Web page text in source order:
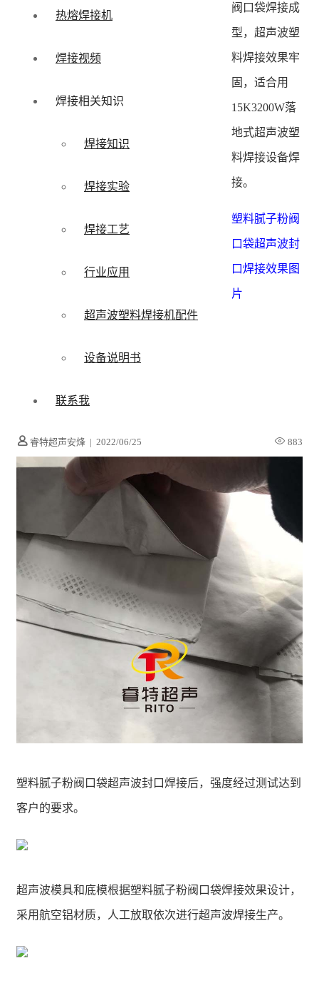
热熔焊接机
焊接视频
焊接相关知识
焊接知识
焊接实验
焊接工艺
行业应用
超声波塑料焊接机配件
设备说明书
联系我
睿特超声安烽 | 2022/06/25 883
阀口袋焊接成
型，超声波塑
料焊接效果牢
固，适合用
15K3200W落
地式超声波塑
料焊接设备焊
接。
塑料腻子粉阀
口袋超声波封
口焊接效果图
片
塑料腻子粉阀口袋超声波封口焊接后，强度经过测试达到
客户的要求。
超声波模具和底模根据塑料腻子粉阀口袋焊接效果设计，
采用航空铝材质，人工放取依次进行超声波焊接生产。